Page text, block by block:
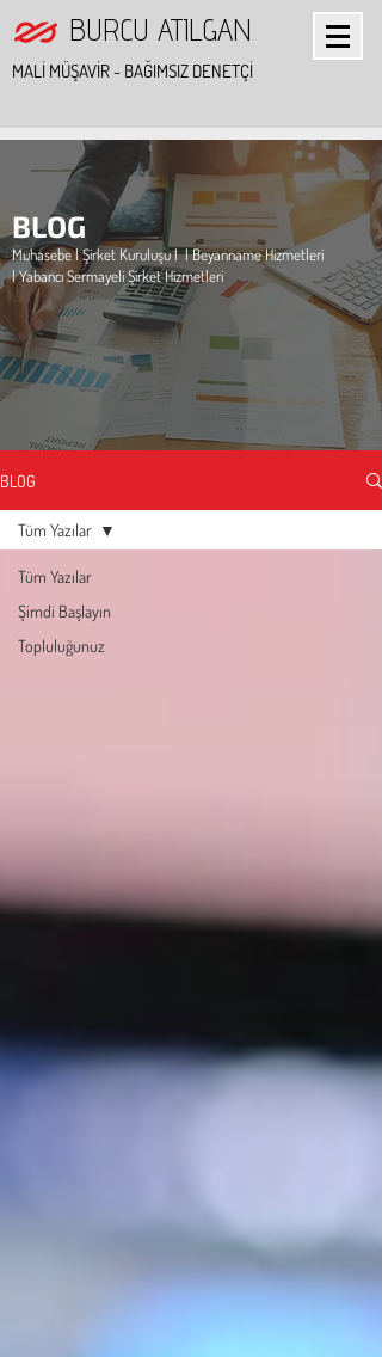
BURCU ATILGAN
MALİ MÜŞAVİR - BAĞIMSIZ DENETÇİ
BLOG
Muhasebe | Şirket Kuruluşu | | Beyanname Hizmetleri
| Yabancı Sermayeli Şirket Hizmetleri
BLOG
Tüm Yazılar
Şimdi Başlayın
Topluluğunuz
Tüm Yazılar